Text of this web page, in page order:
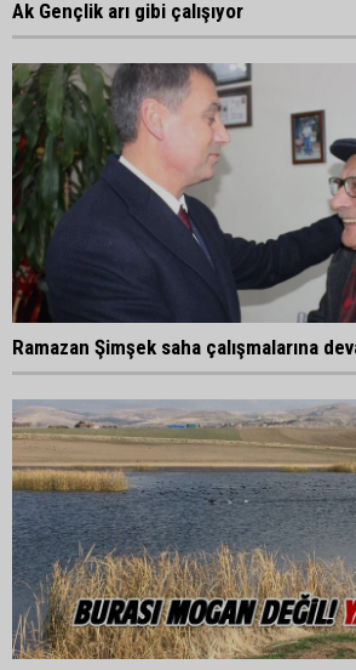
Ak Gençlik arı gibi çalışıyor
Ramazan Şimşek saha çalışmalarına